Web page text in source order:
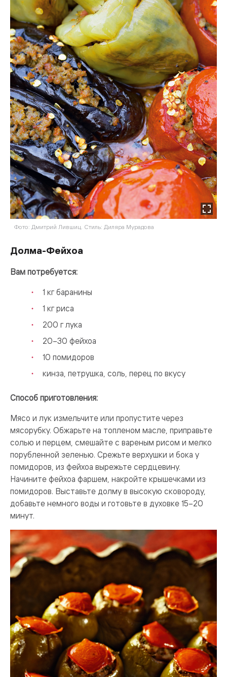
Фото: Дмитрий Лившиц. Стиль: Диляра Мурадова
Долма-Фейхоа
Вам потребуется:
1 кг баранины
1 кг риса
200 г лука
20–30 фейхоа
10 помидоров
кинза, петрушка, соль, перец по вкусу
Способ приготовления:
Мясо и лук измельчите или пропустите через
мясорубку. Обжарьте на топленом масле, приправьте
солью и перцем, смешайте с вареным рисом и мелко
порубленной зеленью. Срежьте верхушки и бока у
помидоров, из фейхоа вырежьте сердцевину.
Начините фейхоа фаршем, накройте крышечками из
помидоров. Выставьте долму в высокую сковороду,
добавьте немного воды и готовьте в духовке 15–20
минут.